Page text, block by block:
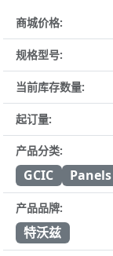
商城价格:
规格型号:
当前库存数量:
起订量:
产品分类:
GCIC Panels
产品品牌:
特沃兹